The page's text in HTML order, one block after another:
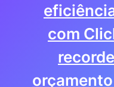
com